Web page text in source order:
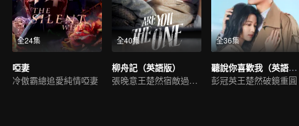
全24集
啞妻
冷傲霸總追愛純情啞妻
全40集
柳舟記（英語版）
張晚意王楚然宿敵過家家
全36集
聽說你喜歡我（英語版）
彭冠英王楚然破鏡重圓